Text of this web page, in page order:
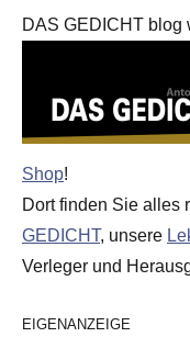
DAS GEDICHT blog
Shop!
Dort finden Sie alles
GEDICHT, unsere
Verleger und
EIGENANZEIGE